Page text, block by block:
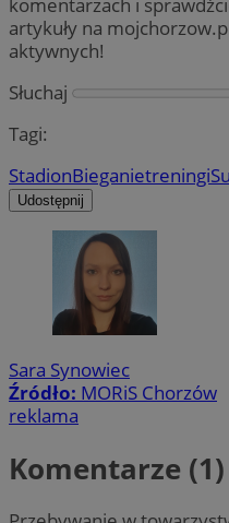
artykuły na
aktywnych!
Słuchaj
Tagi:
StadionBieganietreningi
Udostępnij
Sara Synowiec
Źródło: MORiS Chorzów
reklama
Komentarze (1)